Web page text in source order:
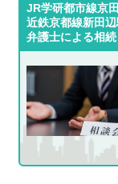
JR学研都市線京
近鉄京都線新田
弁護士による相